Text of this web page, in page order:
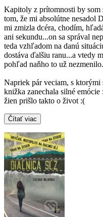
Kapitoly z prítomnosti by som
tom, že mi absolútne nesadol
mi zmizla dcéra, chodím,
ani sekundu...on sa správal
teda vzhľadom na danú
dostáva ďalšiu ranu...a vtedy
pohľad naňho to už nezmenilo.
Napriek pár veciam, s ktorými
knižka zanechala silné
žien prišlo takto o život :(
Čítať viac